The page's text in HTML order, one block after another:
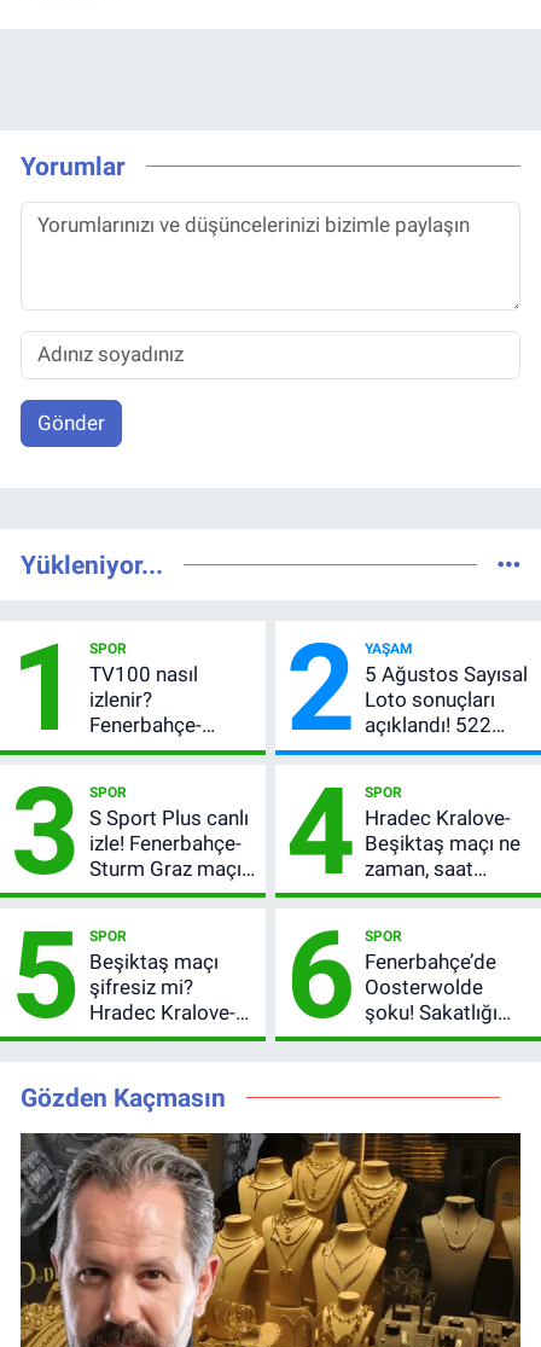
Yorumlar
Gönder
Yükleniyor...
1 SPOR
TV100 nasıl
izlenir?
Fenerbahçe-
Sturm Graz maçı
bilgileri
2 YAŞAM
5 Ağustos Sayısal
Loto sonuçları
açıklandı! 522
milyon TL devretti
3 SPOR
S Sport Plus canlı
izle! Fenerbahçe-
Sturm Graz maçı
nasıl izlenir?
4 SPOR
Hradec Kralove-
Beşiktaş maçı ne
zaman, saat
kaçta? Şifresiz
3. Ön Eleme Turu
5 SPOR
Beşiktaş maçı
şifresiz mi?
Hradec Kralove-
Beşiktaş hangi
kaçta?
6 SPOR
Fenerbahçe’de
Oosterwolde
şoku! Sakatlığı
ciddi mi, kaç hafta
Gözden Kaçmasın